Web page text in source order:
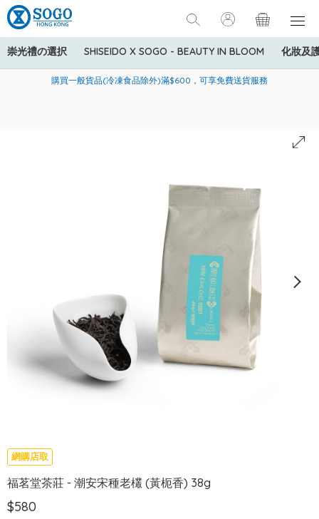
崇光禮の選択 SHISEIDO X SOGO - BEAUTY IN BLOOM 化妝及
美國運通Explorer®信用卡會員購物禮遇：高達5%簽賬回贈！
購買一般貨品(冷凍食品除外)滿$600，可享免費送貨服務
寄送中國內地服務只適用於指定商品，若訂單金額少於HK$600(折
網購店取
福茗堂茶莊 - 潮安宋種老欉 (黃枙香) 38g
$580